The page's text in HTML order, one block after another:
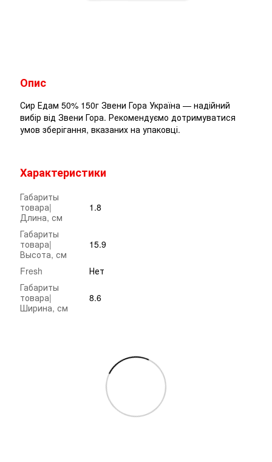
Опис
Сир Едам 50% 150г Звени Гора Україна — надійний
вибір від Звени Гора. Рекомендуємо дотримуватися
умов зберігання, вказаних на упаковці.
Характеристики
Габариты
товара|
Длина, см
1.8
Габариты
товара|
Высота, см
15.9
Fresh
Нет
Габариты
товара|
Ширина, см
8.6